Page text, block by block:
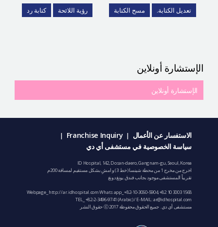
رؤية اللائحة كتابة رد تعديل الكتابة. مسح الكتابة
الإستشارة أونلاين
الإستشارة أونلاين
الاستفسار عن الأعمال Franchise Inquiry
سياسة الخصوصية في مستشفى أي دي
ID Hospital, 142, Dosan-daero, Gangnam-gu, Seoul, Korea
اخرج من مخرج 1 من محطة شينسا (خط 3) و امشِ بشكل مستقيم لمسافة 200م
تقريباً المستشفى موجود بجانب فندق يونغ دونغ
Webpage_ http://ar.idhospital.com Whats app_+82-10-3060-5904,+82 10 3003 1568
TEL_ +82-2-3496-9741 (Arabic) / E-MAIL:ar@idhospital.com
مستشفى أي دي. جميع الحقوق محفوظة ⓒ 2017 حقوق النشر